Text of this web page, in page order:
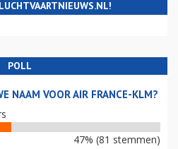
POLL
NAAM VOOR AIR FRANCE-KLM?
47% (81 stemmen)